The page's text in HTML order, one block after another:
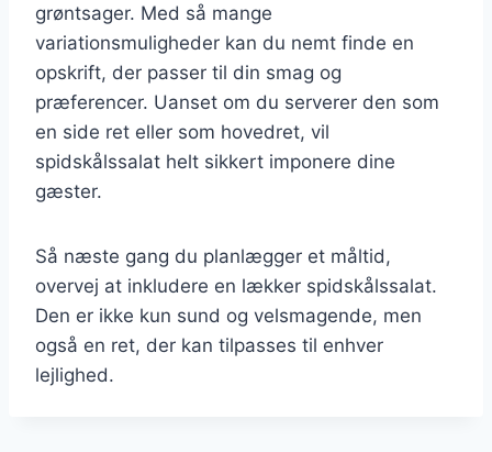
grøntsager. Med så mange
variationsmuligheder kan du nemt finde en
opskrift, der passer til din smag og
præferencer. Uanset om du serverer den som
en side ret eller som hovedret, vil
spidskålssalat helt sikkert imponere dine
gæster.
Så næste gang du planlægger et måltid,
overvej at inkludere en lækker spidskålssalat.
Den er ikke kun sund og velsmagende, men
også en ret, der kan tilpasses til enhver
lejlighed.